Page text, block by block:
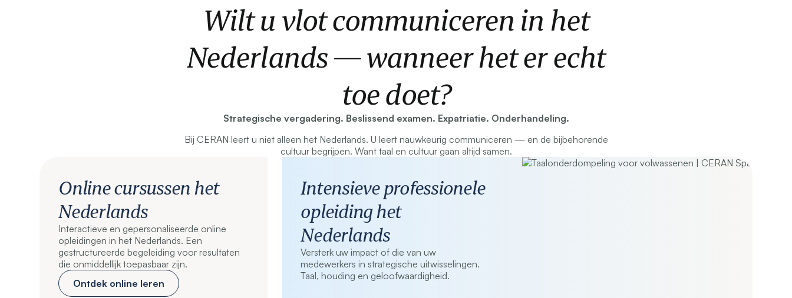
Wilt u vlot communiceren in het
Nederlands — wanneer het er echt
toe doet?
Strategische vergadering. Beslissend examen. Expatriatie. Onderhandeling.
Bij CERAN leert u niet alleen het Nederlands. U leert nauwkeurig communiceren — en de bijbehorende
cultuur begrijpen. Want taal en cultuur gaan altijd samen.
Online cursussen het
Nederlands
Interactieve en gepersonaliseerde online
opleidingen in het Nederlands. Een
gestructureerde begeleiding voor resultaten
die onmiddellijk toepasbaar zijn.
Ontdek online leren
Intensieve professionele
opleiding het
Nederlands
Versterk uw impact of die van uw
medewerkers in strategische uitwisselingen.
Taal, houding en geloofwaardigheid.